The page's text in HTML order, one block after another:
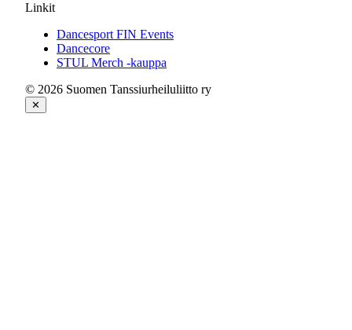
Linkit
Dancesport FIN Events
Dancecore
STUL Merch -kauppa
© 2026 Suomen Tanssiurheiluliitto ry
✕